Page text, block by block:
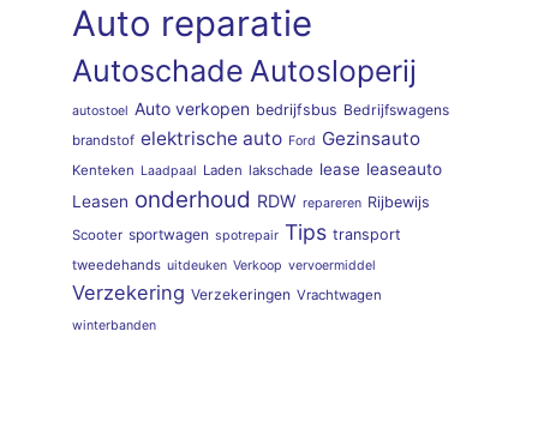
Auto reparatie
Autoschade Autosloperij
autostoel Auto verkopen bedrijfsbus Bedrijfswagens
brandstof elektrische auto Ford Gezinsauto
Kenteken Laadpaal Laden lakschade lease leaseauto
Leasen onderhoud RDW repareren Rijbewijs
Scooter sportwagen spotrepair Tips transport
tweedehands uitdeuken Verkoop vervoermiddel
Verzekering Verzekeringen Vrachtwagen
winterbanden